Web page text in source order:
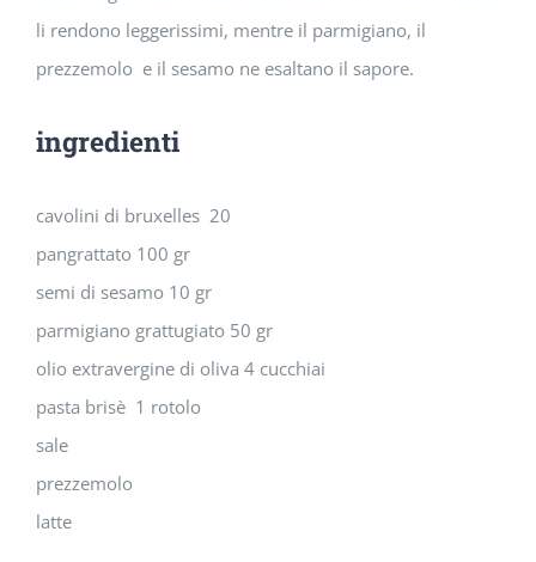
li rendono leggerissimi, mentre il parmigiano, il
prezzemolo e il sesamo ne esaltano il sapore.
ingredienti
cavolini di bruxelles 20
pangrattato 100 gr
semi di sesamo 10 gr
parmigiano grattugiato 50 gr
olio extravergine di oliva 4 cucchiai
pasta brisè 1 rotolo
sale
prezzemolo
latte